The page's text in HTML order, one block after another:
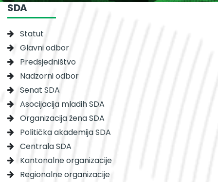
SDA
Statut
Glavni odbor
Predsjedništvo
Nadzorni odbor
Senat SDA
Asocijacija mladih SDA
Organizacija žena SDA
Politička akademija SDA
Centrala SDA
Kantonalne organizacije
Regionalne organizacije